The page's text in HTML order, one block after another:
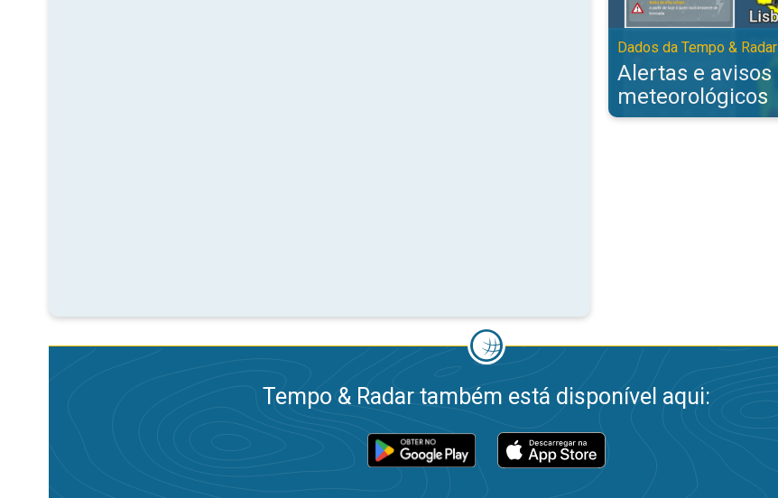
Dados da Tempo & Radar
Alertas e avisos
meteorológicos
Tempo & Radar também está disponível aqui: